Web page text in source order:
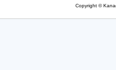
Copyright ©